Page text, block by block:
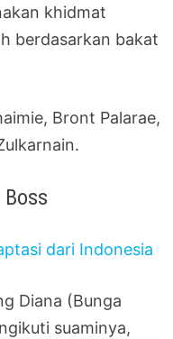
khidmat
berdasarkan bakat
Bront Palarae,
Diana (Bunga
suaminya,